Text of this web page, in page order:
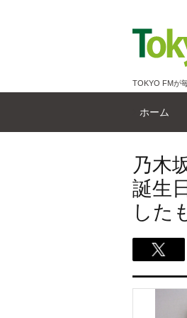
TOKYO FMが
ホーム
乃木
誕生
した